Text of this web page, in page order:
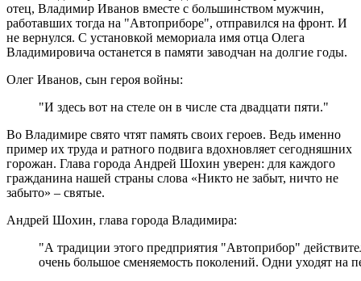
отец, Владимир Иванов вместе с большинством мужчин,
работавших тогда на "Автоприборе", отправился на фронт. И
не вернулся. С установкой мемориала имя отца Олега
Владимировича останется в памяти заводчан на долгие годы.
Олег Иванов, сын героя войны:
"И здесь вот на стеле он в числе ста двадцати пяти."
Во Владимире свято чтят память своих героев. Ведь именно
пример их труда и ратного подвига вдохновляет сегодняшних
горожан. Глава города Андрей Шохин уверен: для каждого
гражданина нашей страны слова «Никто не забыт, ничто не
забыто» – святые.
Андрей Шохин, глава города Владимира:
"А традиции этого предприятия "Автоприбор"
очень большое сменяемость поколений. Одни уходят на